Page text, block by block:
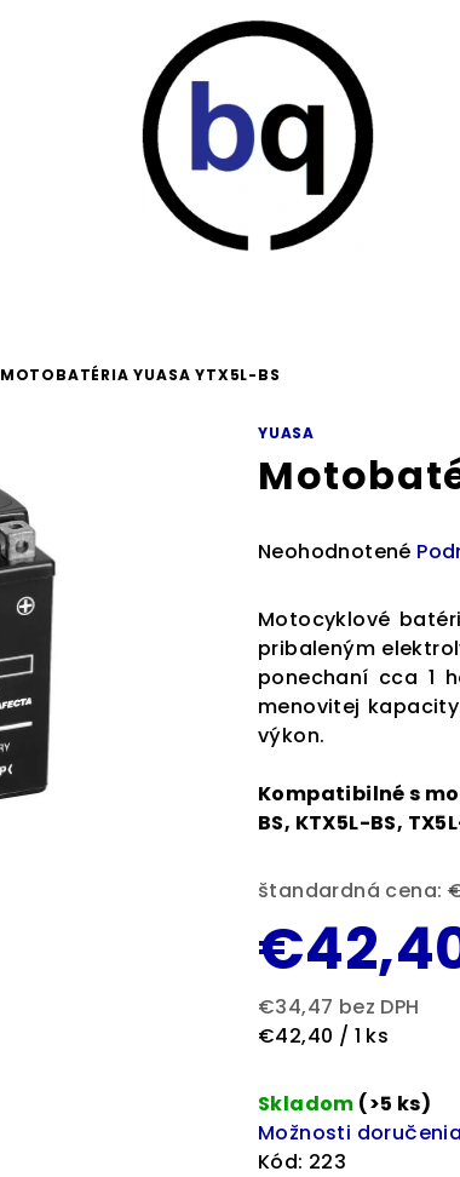
MOTOBATÉRIA YUASA YTX5L-BS
YUASA
Priemerné
produktu
je
0,0
z
5
hviezdičiek.
Neohodnotené
Motocyklové
pribaleným
ponechaní cca 1
menovitej
výkon.
Kompatibilné s
BS, KTX5L-BS,
štandardná cena:
€34,47 bez DPH
Jednotková
€42,40 / 1 ks
Skladom (>5 ks)
Možnosti doručenia
Kód: 223